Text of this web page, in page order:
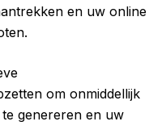
en uw online
om onmiddellijk
genereren en uw